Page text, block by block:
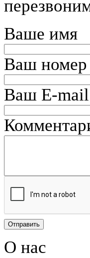
Ваше имя
Ваш номер
Ваш E-mail
О нас